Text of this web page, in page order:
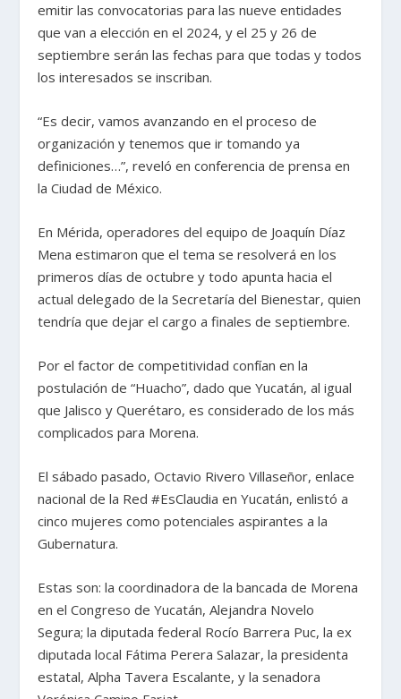
emitir las convocatorias para las nueve entidades
que van a elección en el 2024, y el 25 y 26 de
septiembre serán las fechas para que todas y todos
los interesados se inscriban.
“Es decir, vamos avanzando en el proceso de
organización y tenemos que ir tomando ya
definiciones…”, reveló en conferencia de prensa en
la Ciudad de México.
En Mérida, operadores del equipo de Joaquín Díaz
Mena estimaron que el tema se resolverá en los
primeros días de octubre y todo apunta hacia el
actual delegado de la Secretaría del Bienestar, quien
tendría que dejar el cargo a finales de septiembre.
Por el factor de competitividad confían en la
postulación de “Huacho”, dado que Yucatán, al igual
que Jalisco y Querétaro, es considerado de los más
complicados para Morena.
El sábado pasado, Octavio Rivero Villaseñor, enlace
nacional de la Red #EsClaudia en Yucatán, enlistó a
cinco mujeres como potenciales aspirantes a la
Gubernatura.
Estas son: la coordinadora de la bancada de Morena
en el Congreso de Yucatán, Alejandra Novelo
Segura; la diputada federal Rocío Barrera Puc, la ex
diputada local Fátima Perera Salazar, la presidenta
estatal, Alpha Tavera Escalante, y la senadora